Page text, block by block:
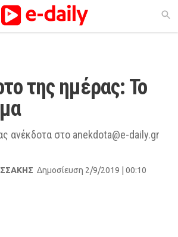
της ημέρας: Το
ανέκδοτα στο anekdota@e-daily.gr
Δημοσίευση 2/9/2019 | 00:10